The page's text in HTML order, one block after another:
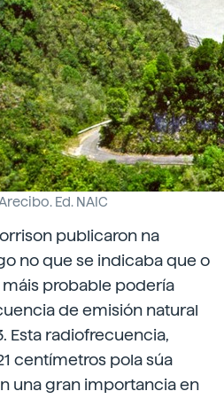
Ed. NAIC
publicaron na
no que se indicaba que o
probable podería
de emisión natural
Esta radiofrecuencia,
centímetros pola súa
una gran importancia en